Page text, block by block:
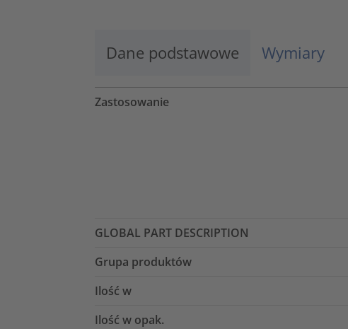
Dane podstawowe Wymiary
Zastosowanie
GLOBAL PART DESCRIPTION
Grupa produktów
Ilość w
Ilość w opak.